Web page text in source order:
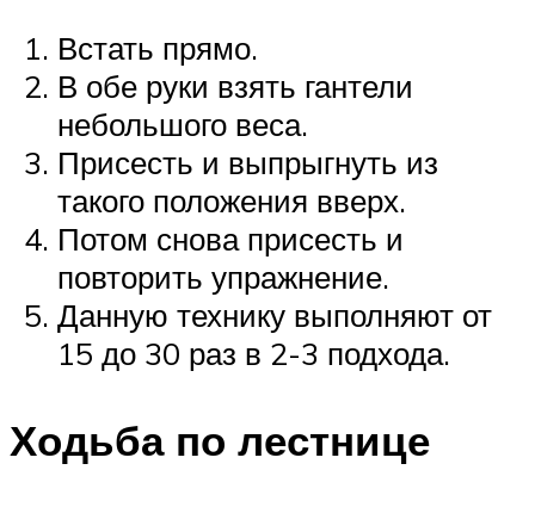
Встать прямо.
В обе руки взять гантели
небольшого веса.
Присесть и выпрыгнуть из
такого положения вверх.
Потом снова присесть и
повторить упражнение.
Данную технику выполняют от
15 до 30 раз в 2-3 подхода.
Ходьба по лестнице